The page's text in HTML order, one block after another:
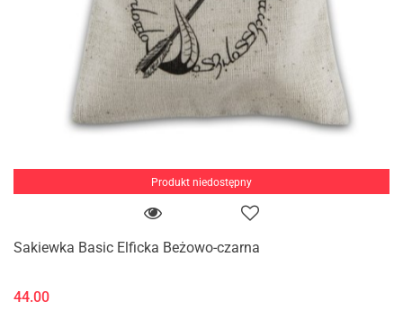
Produkt niedostępny
Sakiewka Basic Elficka Beżowo-czarna
44.00